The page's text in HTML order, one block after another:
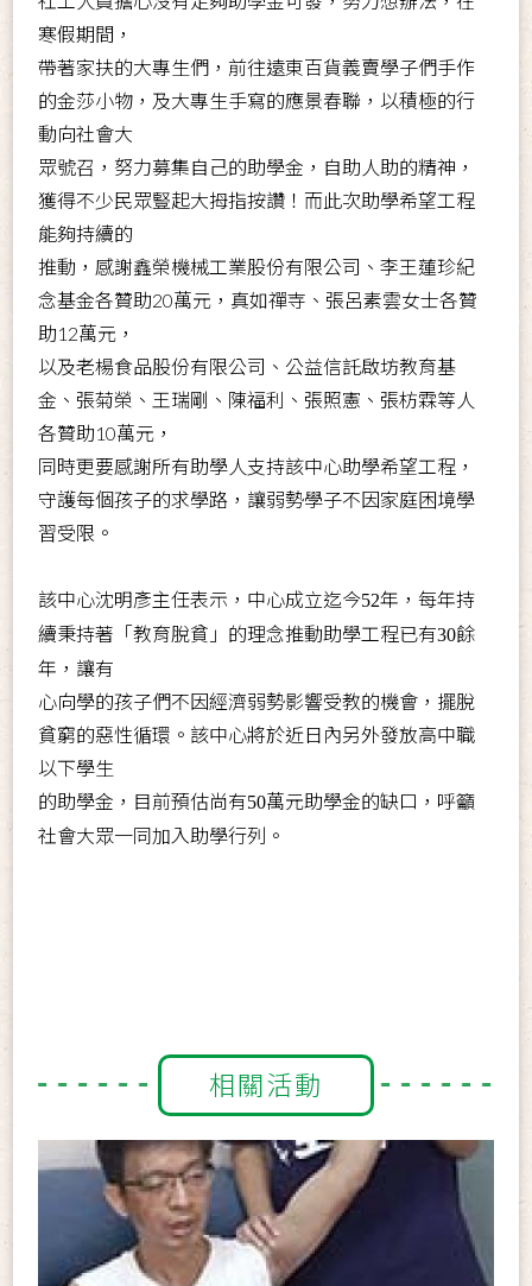
寒假期間，
帶著家扶的大專生們，前往遠東百貨義賣學子們手作
的金莎小物，及大專生手寫的應景春聯，以積極的行
動向社會大
眾號召，努力募集自己的助學金，自助人助的精神，
獲得不少民眾豎起大拇指按讚！而此次助學希望工程
能夠持續的
推動，感謝鑫榮機械工業股份有限公司、李王蓮珍紀
念基金各贊助20萬元，真如禪寺、張呂素雲女士各贊
助12萬元，
以及老楊食品股份有限公司、公益信託啟坊教育基
金、張菊榮、王瑞剛、陳福利、張照憲、張枋霖等人
各贊助10萬元，
同時更要感謝所有助學人支持該中心助學希望工程，
守護每個孩子的求學路，讓弱勢學子不因家庭困境學
習受限。
該中心沈明彥主任表示，中心成立迄今52年，每年持
續秉持著「教育脫貧」的理念推動助學工程已有30餘
年，讓有
心向學的孩子們不因經濟弱勢影響受教的機會，擺脫
貧窮的惡性循環。該中心將於近日內另外發放高中職
以下學生
的助學金，目前預估尚有50萬元助學金的缺口，呼籲
社會大眾一同加入助學行列。
相關活動